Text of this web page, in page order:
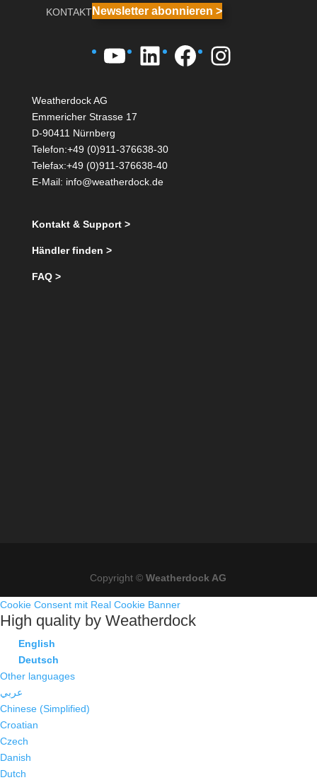
KONTAKTNewsletter abonnieren >
YouTube
LinkedIn
Facebook
Weatherdock AG
Emmericher Strasse 17
D-90411 Nürnberg
Telefon:+49 (0)911-376638-30
Telefax:+49 (0)911-376638-40
E-Mail: info@weatherdock.de
Kontakt & Support >
Händler finden >
FAQ >
Copyright ©Weatherdock AG
Cookie Consent mit Real Cookie Banner
High quality by Weatherdock
English
Deutsch
Other languages
عربي
Chinese (Simplified)
Croatian
Czech
Danish
Dutch